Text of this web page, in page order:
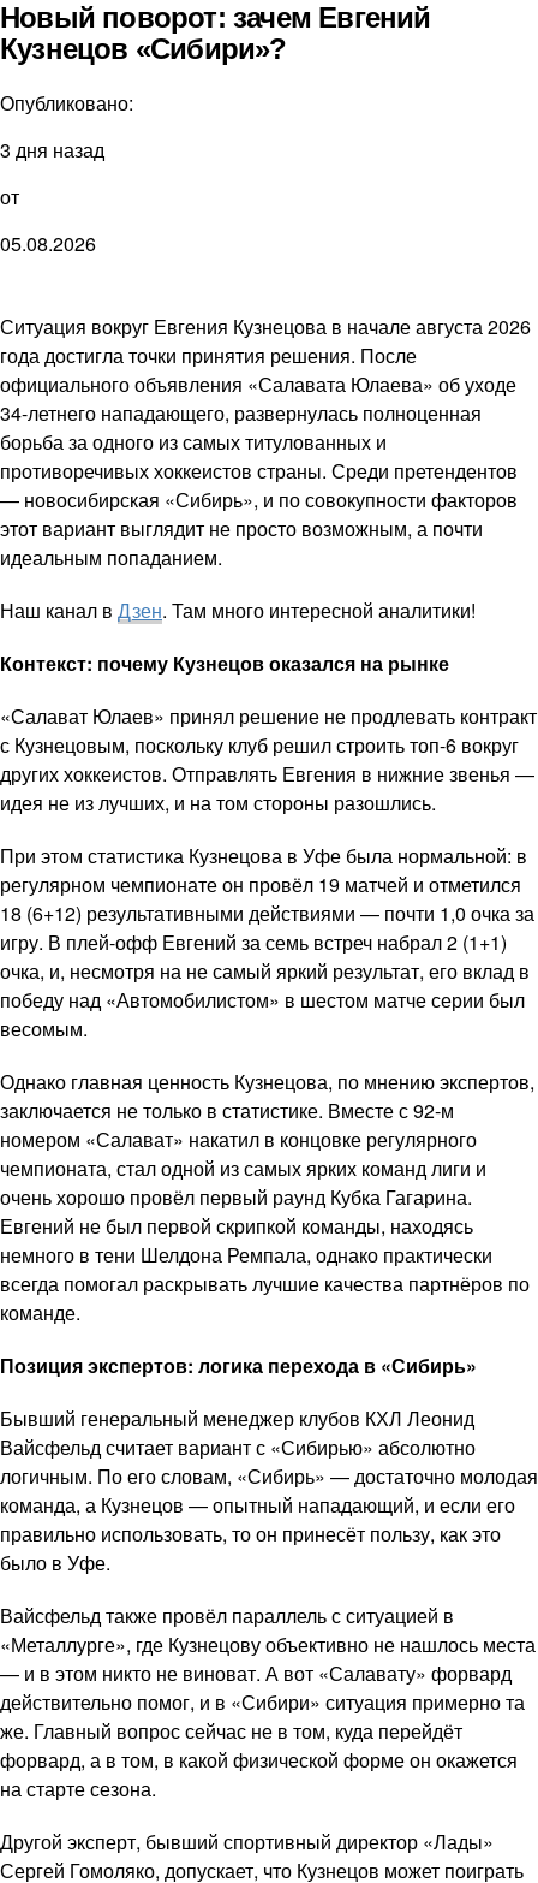
Новый поворот: зачем Евгений
Кузнецов «Сибири»?
Опубликовано:
3 дня назад
от
05.08.2026
Ситуация вокруг Евгения Кузнецова в начале августа 2026
года достигла точки принятия решения. После
официального объявления «Салавата Юлаева» об уходе
34-летнего нападающего, развернулась полноценная
борьба за одного из самых титулованных и
противоречивых хоккеистов страны. Среди претендентов
— новосибирская «Сибирь», и по совокупности факторов
этот вариант выглядит не просто возможным, а почти
идеальным попаданием.
Наш канал в Дзен. Там много интересной аналитики!
Контекст: почему Кузнецов оказался на рынке
«Салават Юлаев» принял решение не продлевать контракт
с Кузнецовым, поскольку клуб решил строить топ-6 вокруг
других хоккеистов. Отправлять Евгения в нижние звенья —
идея не из лучших, и на том стороны разошлись.
При этом статистика Кузнецова в Уфе была нормальной: в
регулярном чемпионате он провёл 19 матчей и отметился
18 (6+12) результативными действиями — почти 1,0 очка за
игру. В плей-офф Евгений за семь встреч набрал 2 (1+1)
очка, и, несмотря на не самый яркий результат, его вклад в
победу над «Автомобилистом» в шестом матче серии был
весомым.
Однако главная ценность Кузнецова, по мнению экспертов,
заключается не только в статистике. Вместе с 92-м
номером «Салават» накатил в концовке регулярного
чемпионата, стал одной из самых ярких команд лиги и
очень хорошо провёл первый раунд Кубка Гагарина.
Евгений не был первой скрипкой команды, находясь
немного в тени Шелдона Ремпала, однако практически
всегда помогал раскрывать лучшие качества партнёров по
команде.
Позиция экспертов: логика перехода в «Сибирь»
Бывший генеральный менеджер клубов КХЛ Леонид
Вайсфельд считает вариант с «Сибирью» абсолютно
логичным. По его словам, «Сибирь» — достаточно молодая
команда, а Кузнецов — опытный нападающий, и если его
правильно использовать, то он принесёт пользу, как это
было в Уфе.
Вайсфельд также провёл параллель с ситуацией в
«Металлурге», где Кузнецову объективно не нашлось места
— и в этом никто не виноват. А вот «Салавату» форвард
действительно помог, и в «Сибири» ситуация примерно та
же. Главный вопрос сейчас не в том, куда перейдёт
форвард, а в том, в какой физической форме он окажется
на старте сезона.
Другой эксперт, бывший спортивный директор «Лады»
Сергей Гомоляко, допускает, что Кузнецов может поиграть